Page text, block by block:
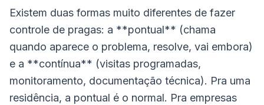
Existem duas formas muito diferentes de fazer
controle de pragas: a **pontual** (chama
quando aparece o problema, resolve, vai embora)
e a **contínua** (visitas programadas,
monitoramento, documentação técnica). Pra uma
residência, a pontual é o normal. Pra empresas